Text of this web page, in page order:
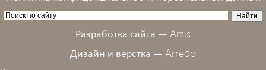
Разработка сайта — Arsis
Дизайн и верстка — Arredo